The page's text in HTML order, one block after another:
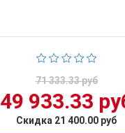
71 333.33 руб
49 933.33
Скидка 21 400.00 руб